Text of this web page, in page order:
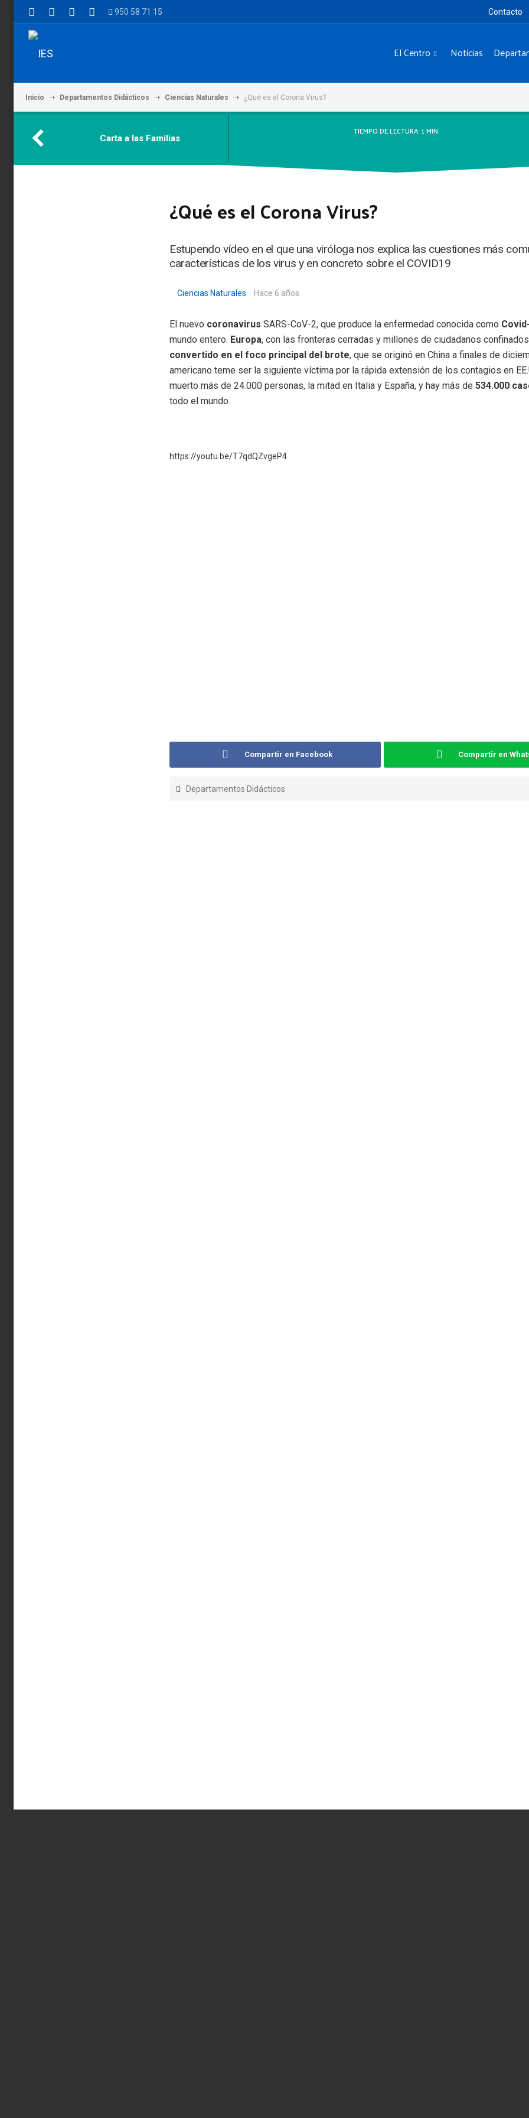
950 58 71 15 Contacto
El Centro Noticias
Inicio Departamentos Didácticos Ciencias Naturales ¿Qué es el Corona Virus?
Carta a las Familias
TIEMPO DE LECTURA:1MIN.
¿Qué es el Corona Virus?
Estupendo vídeo en el que una viróloga nos explica las cuestiones más
características de los virus y en concreto sobre el COVID19
Ciencias Naturales Hace 6 años
El nuevo coronavirus SARS-CoV-2, que produce la enfermedad conocida como
mundo entero. Europa, con las fronteras cerradas y millones de ciudadanos
convertido en el foco principal del brote, que se originó en China a finales de
americano teme ser la siguiente víctima por la rápida extensión de los contagios en
muerto más de 24.000 personas, la mitad en Italia y España, y hay más de 534.000
todo el mundo.
https://youtu.be/T7qdQZvgeP4
Compartir en Facebook Compartir en
Departamentos Didácticos